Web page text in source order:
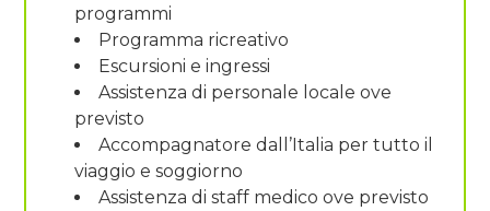
programmi
Programma ricreativo
Escursioni e ingressi
Assistenza di personale locale ove
previsto
Accompagnatore dall’Italia per tutto il
viaggio e soggiorno
Assistenza di staff medico ove previsto